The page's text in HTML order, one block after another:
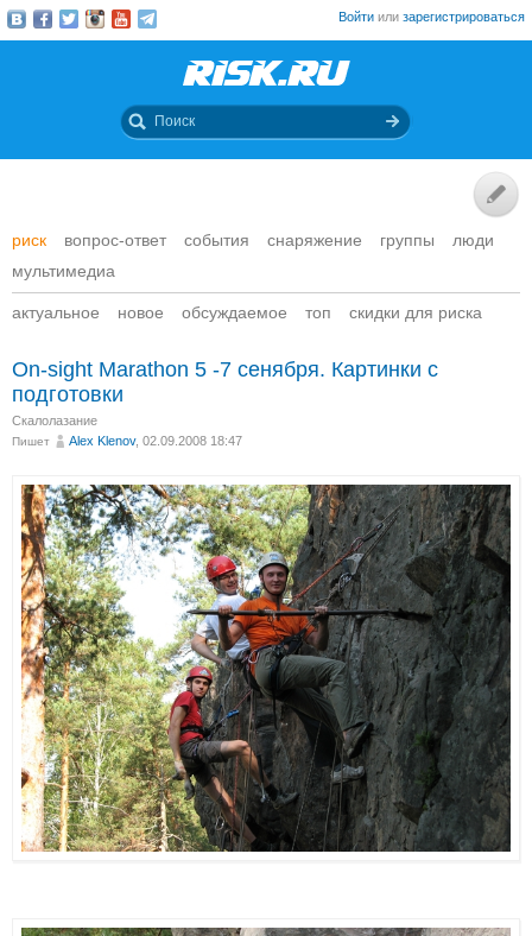
Войти или зарегистрироваться
риск вопрос-ответ события снаряжение группы
люди
мультимедиа
актуальное новое обсуждаемое топ скидки для риска
On-sight Marathon 5 -7 сенября. Картинки с
подготовки
Скалолазание
Пишет Alex Klenov, 02.09.2008 18:47